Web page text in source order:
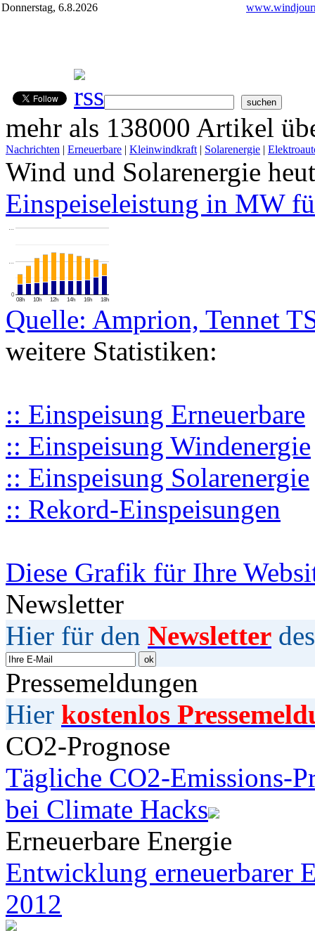
Donnerstag, 6.8.2026
mehr als 138000 Artikel
Nachrichten | Erneuerbare | Kleinwindkraft | Solarenergie |
Wind und Solarenergie
Einspeiseleistung in MW
08h 10h 12h 14h 16h 18h
0
…
…
Quelle: Amprion, Tennet
weitere Statistiken:
:: Einspeisung Erneuerbare
:: Einspeisung Windenergie
:: Einspeisung Solarenergie
:: Rekord-Einspeisungen
Diese Grafik für Ihre
Newsletter
Hier für den Newsletter
Pressemeldungen
Hier kostenlos
CO2-Prognose
Tägliche CO2-Emissions-
bei Climate Hacks
Erneuerbare Energie
Entwicklung erneuerbarer
2012